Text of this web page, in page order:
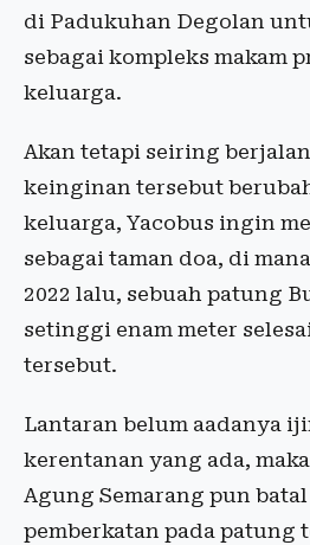
di Padukuhan Degolan
sebagai kompleks makam
keluarga.
Akan tetapi seiring
keinginan tersebut
keluarga, Yacobus ingin
sebagai taman doa, di
2022 lalu, sebuah patung
setinggi enam meter
tersebut.
Lantaran belum aadanya
kerentanan yang ada,
Agung Semarang pun
pemberkatan pada patung